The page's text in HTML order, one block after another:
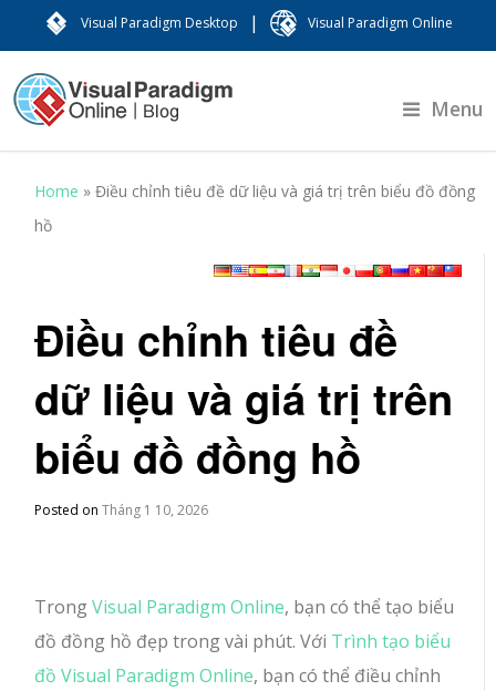
Visual Paradigm Desktop | Visual Paradigm Online
Menu
Home »Điều chỉnh tiêu đề dữ liệu và giá trị trên biểu đồ đồng
hồ
Điều chỉnh tiêu đề
dữ liệu và giá trị trên
biểu đồ đồng hồ
Posted onTháng 1 10, 2026
TrongVisual Paradigm Online, bạn có thể tạo biểu
đồ đồng hồ đẹp trong vài phút. Với Trình tạo biểu
đồ Visual Paradigm Online, bạn có thể điều chỉnh